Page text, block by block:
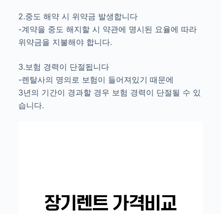
2.중도 해약 시 위약금 발생합니다
-계약을 중도 해지할 시 약관에 명시된 요율에 따라
위약금을 지불해야 합니다.
3.보험 경력이 단절됩니다
-렌탈사의 명의로 보험이 들어져있기 때문에
3년의 기간이 경과할 경우 보험 경력이 단절될 수 있
습니다.